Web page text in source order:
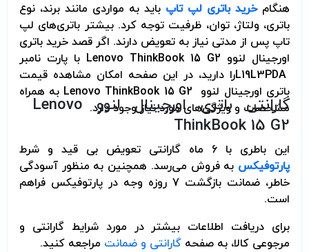
هنگامخرید باتری لپ تاپ باید به مواردی مانند برند، نوع
باتری، ولتاژ، توان، ظرفیت توجه کرد. بیشتر باتری‌های لپ
تاپ پس از مدتی نیاز به تعویض دارند. اگر قصد خرید باتری
اورجینال لنوو Lenovo ThinkBook 15 G2 با پارت نامبر
L19L3PDAرا دارید، در این صفحه امکان مشاهده قیمت
باتری اورجینال لنوو
Lenovo ThinkBook 15 G2 به همراه
مشخصات و ویژگی‌های مورد نیاز وجود دارد.گارانتی باتری اورجینال لنوو Lenovo
ThinkBook 15 G2
این باطری با 6 ماه گارانتی تعویض بی قید و شرط
پارتوفیکس به فروش می‌رسد. همچنین به منظور آسودگی
خاطر، ضمانت بازگشت 7 روزه وجه در پارتوفیکس فراهم
است.
برای دریافت اطلاعات بیشتر در مورد شرایط گارانتی و
مرجوعی کالا، به صفحه گارانتی و ضمانت مراجعه کنید.